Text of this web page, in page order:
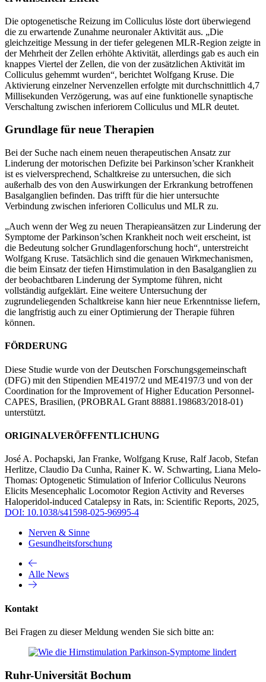
Die optogenetische Reizung im Colliculus löste dort überwiegend
die zu erwartende Zunahme neuronaler Aktivität aus. „Die
gleichzeitige Messung in der tiefer gelegenen MLR-Region zeigte in
der Mehrheit der Zellen erhöhte Aktivität, allerdings gab es auch ein
knappes Viertel der Zellen, die von der zusätzlichen Aktivität im
Colliculus gehemmt wurden“, berichtet Wolfgang Kruse. Die
Aktivierung einzelner Nervenzellen erfolgte mit durchschnittlich 4,7
Millisekunden Verzögerung, was auf eine funktionelle synaptische
Verschaltung zwischen inferiorem Colliculus und MLR deutet.
Grundlage für neue Therapien
Bei der Suche nach einem neuen therapeutischen Ansatz zur
Linderung der motorischen Defizite bei Parkinson’scher Krankheit
ist es vielversprechend, Schaltkreise zu untersuchen, die sich
außerhalb des von den Auswirkungen der Erkrankung betroffenen
Basalganglien befinden. Das trifft für die hier untersuchte
Verbindung zwischen inferioren Colliculus und MLR zu.
„Auch wenn der Weg zu neuen Therapieansätzen zur Linderung der
Symptome der Parkinson’schen Krankheit noch weit erscheint, ist
die Bedeutung solcher Grundlagenforschung hoch“, unterstreicht
Wolfgang Kruse. Tatsächlich sind die genauen Wirkmechanismen,
die beim Einsatz der tiefen Hirnstimulation in den Basalganglien zu
der beobachtbaren Linderung der Symptome führen, nicht
vollständig aufgeklärt. Eine weitere Untersuchung der
zugrundeliegenden Schaltkreise kann hier neue Erkenntnisse liefern,
die langfristig auch zu einer Optimierung der Therapie führen
können.
FÖRDERUNG
Diese Studie wurde von der Deutschen Forschungsgemeinschaft
(DFG) mit den Stipendien ME4197/2 und ME4197/3 und von der
Coordination for the Improvement of Higher Education Personnel-
CAPES, Brasilien, (PROBRAL Grant 88881.198683/2018-01)
unterstützt.
ORIGINALVERÖFFENTLICHUNG
José A. Pochapski, Jan Franke, Wolfgang Kruse, Ralf Jacob, Stefan
Herlitze, Claudio Da Cunha, Rainer K. W. Schwarting, Liana Melo-
Thomas: Optogenetic Stimulation of Inferior Colliculus Neurons
Elicits Mesencephalic Locomotor Region Activity and Reverses
Haloperidol-induced Catalepsy in Rats, in: Scientific Reports, 2025,
DOI: 10.1038/s41598-025-96995-4
Nerven & Sinne
Gesundheitsforschung
Alle News
Kontakt
Bei Fragen zu dieser Meldung wenden Sie sich bitte an:
Ruhr-Universität Bochum